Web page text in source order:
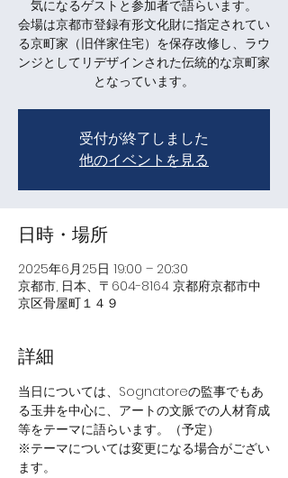
気になるゲストと参加者で語らいます。
会場は京都市登録有形文化財に指定されてい
る京町家（旧伴家住宅）を保存改修し、ラウ
ンジとしてリデザインされた伝統的な京町家
となっています。
受付が終了しました
他のイベントを見る
日時・場所
2025年6月25日 19:00 – 20:30
京都市, 日本、〒604-8164 京都府京都市中
京区骨屋町１４９
詳細
当日については、Sognatoreの監事でもあ
る玉井を中心に、アートの文脈での人材育成
等をテーマに語らいます。（予定）
※テーマについては変更になる場合がござい
ます。